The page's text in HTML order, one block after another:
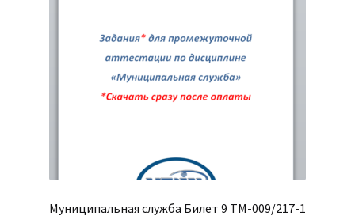
Муниципальная служба Билет 9 ТМ-009/217-1